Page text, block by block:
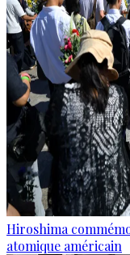
Hiroshima
atomique américain